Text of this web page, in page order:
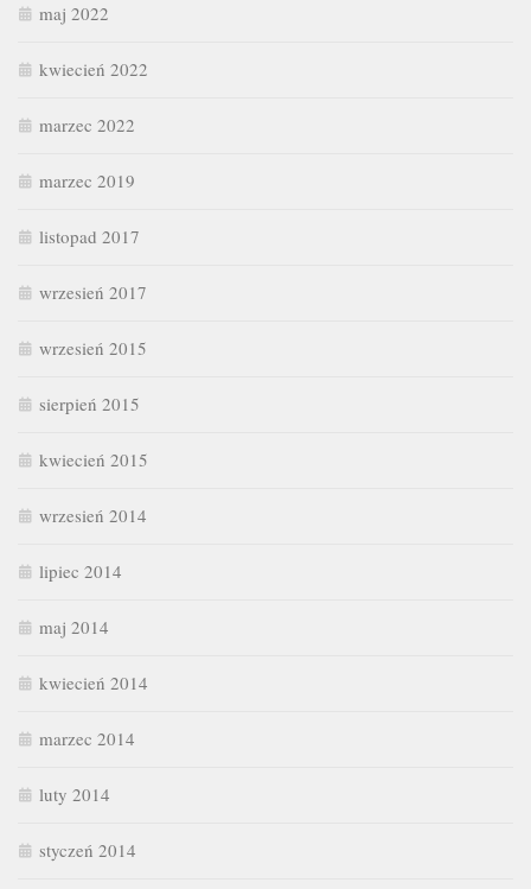
maj 2022
kwiecień 2022
marzec 2022
marzec 2019
listopad 2017
wrzesień 2017
wrzesień 2015
sierpień 2015
kwiecień 2015
wrzesień 2014
lipiec 2014
maj 2014
kwiecień 2014
marzec 2014
luty 2014
styczeń 2014